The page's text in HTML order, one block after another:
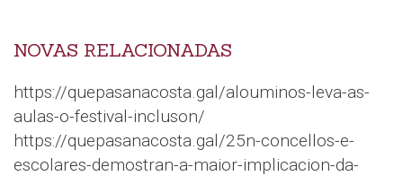
NOVAS RELACIONADAS
https://quepasanacosta.gal/alouminos-leva-as-
aulas-o-festival-incluson/
https://quepasanacosta.gal/25n-concellos-e-
escolares-demostran-a-maior-implicacion-da-